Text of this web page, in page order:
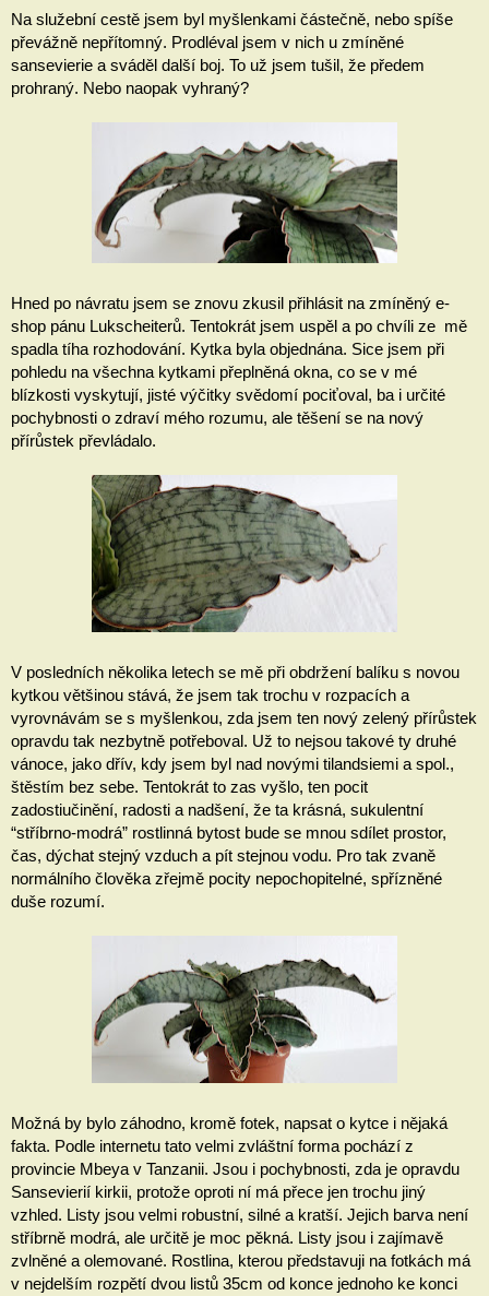
Na služební cestě jsem byl myšlenkami částečně, nebo spíše
převážně nepřítomný. Prodléval jsem v nich u zmíněné
sansevierie a sváděl další boj. To už jsem tušil, že předem
prohraný. Nebo naopak vyhraný?
Hned po návratu jsem se znovu zkusil přihlásit na zmíněný e-
shop pánu Lukscheiterů. Tentokrát jsem uspěl a po chvíli ze  mě
spadla tíha rozhodování. Kytka byla objednána. Sice jsem při
pohledu na všechna kytkami přeplněná okna, co se v mé
blízkosti vyskytují, jisté výčitky svědomí pociťoval, ba i určité
pochybnosti o zdraví mého rozumu, ale těšení se na nový
přírůstek převládalo.
V posledních několika letech se mě při obdržení balíku s novou
kytkou většinou stává, že jsem tak trochu v rozpacích a
vyrovnávám se s myšlenkou, zda jsem ten nový zelený přírůstek
opravdu tak nezbytně potřeboval. Už to nejsou takové ty druhé
vánoce, jako dřív, kdy jsem byl nad novými tilandsiemi a spol.,
štěstím bez sebe. Tentokrát to zas vyšlo, ten pocit
zadostiučinění, radosti a nadšení, že ta krásná, sukulentní
“stříbrno-modrá” rostlinná bytost bude se mnou sdílet prostor,
čas, dýchat stejný vzduch a pít stejnou vodu. Pro tak zvaně
normálního člověka zřejmě pocity nepochopitelné, spřízněné
duše rozumí.
Možná by bylo záhodno, kromě fotek, napsat o kytce i nějaká
fakta. Podle internetu tato velmi zvláštní forma pochází z
provincie Mbeya v Tanzanii. Jsou i pochybnosti, zda je opravdu
Sansevierií kirkii, protože oproti ní má přece jen trochu jiný
vzhled. Listy jsou velmi robustní, silné a kratší. Jejich barva není
stříbrně modrá, ale určitě je moc pěkná. Listy jsou i zajímavě
zvlněné a olemované. Rostlina, kterou představuji na fotkách má
v nejdelším rozpětí dvou listů 35cm od konce jednoho ke konci